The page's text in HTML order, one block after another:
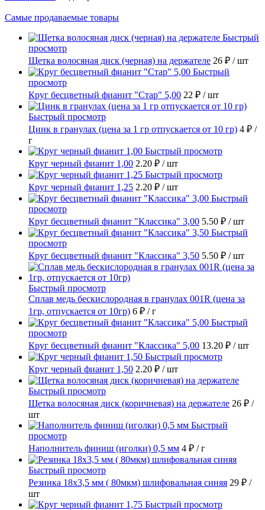
Самые продаваемые товары
Быстрый
просмотр
Щетка волосяная диск (черная) на держателе 26 ₽ / шт
Быстрый
просмотр
Круг бесцветный фианит "Стар" 5,00 22 ₽ / шт
Быстрый просмотр
Цинк в гранулах (цена за 1 гр отпускается от 10 гр) 4 ₽ /
г
Быстрый просмотр
Круг черный фианит 1,00 2.20 ₽ / шт
Быстрый просмотр
Круг черный фианит 1,25 2.20 ₽ / шт
Быстрый
просмотр
Круг бесцветный фианит "Классика" 3,00 5.50 ₽ / шт
Быстрый
просмотр
Круг бесцветный фианит "Классика" 3,50 5.50 ₽ / шт
Быстрый просмотр
Сплав медь бескислородная в гранулах 001R (цена за
1гр, отпускается от 10гр) 6 ₽ / г
Быстрый
просмотр
Круг бесцветный фианит "Классика" 5,00 13.20 ₽ / шт
Быстрый просмотр
Круг черный фианит 1,50 2.20 ₽ / шт
Быстрый просмотр
Щетка волосяная диск (коричневая) на держателе 26 ₽ /
шт
Быстрый
просмотр
Наполнитель финиш (иголки) 0,5 мм 4 ₽ / г
Быстрый просмотр
Резинка 18х3,5 мм ( 80мкм) шлифовальная синяя 29 ₽ /
шт
Быстрый просмотр